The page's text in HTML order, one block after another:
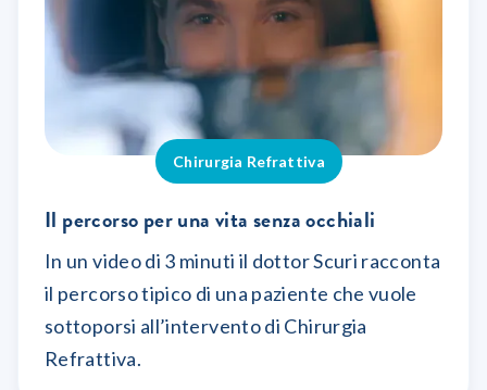
Chirurgia Refrattiva
Il percorso per una vita senza occhiali
In un video di 3 minuti il dottor Scuri racconta
il percorso tipico di una paziente che vuole
sottoporsi all’intervento di Chirurgia
Refrattiva.